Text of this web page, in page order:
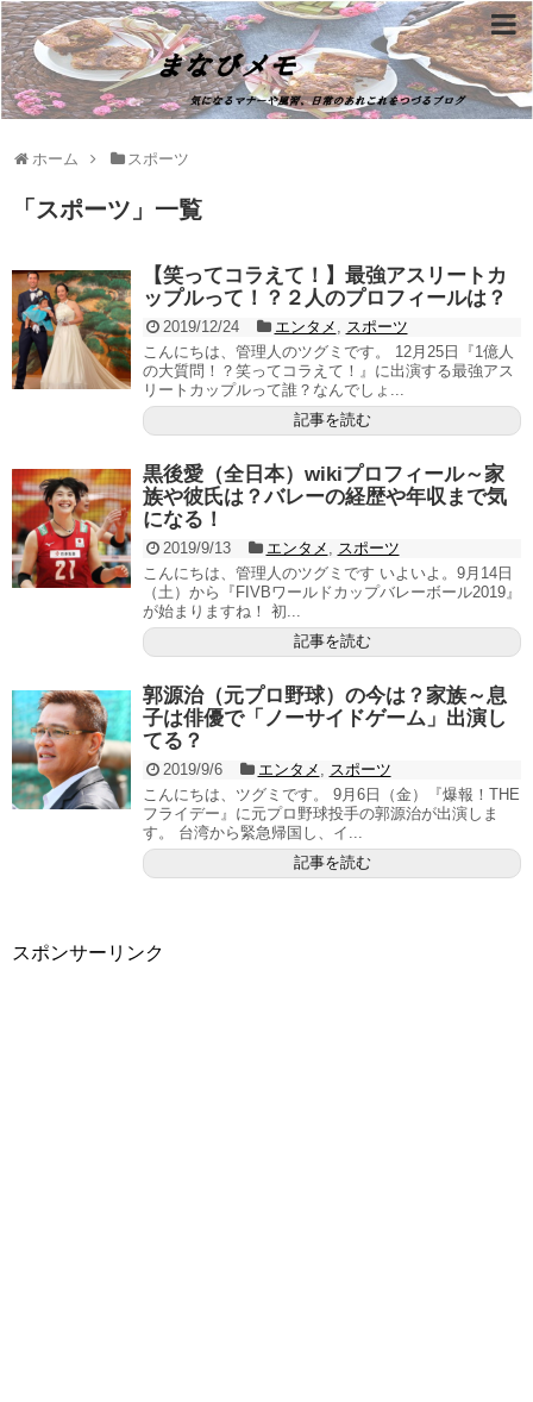
ホーム スポーツ
「 スポーツ 」 一覧
【笑ってコラえて！】最強アスリートカ
ップルって！？２人のプロフィールは？
2019/12/24 エンタメ , スポーツ
こんにちは、管理人のツグミです。 12月25日『1億人
の大質問！？笑ってコラえて！』に出演する最強アス
リートカップルって誰？なんでしょ...
記事を読む
黒後愛（全日本）wikiプロフィール～家
族や彼氏は？バレーの経歴や年収まで気
になる！
2019/9/13 エンタメ , スポーツ
こんにちは、管理人のツグミです いよいよ。9月14日
（土）から『FIVBワールドカップバレーボール2019』
が始まりますね！ 初...
記事を読む
郭源治（元プロ野球）の今は？家族～息
子は俳優で「ノーサイドゲーム」出演し
てる？
2019/9/6 エンタメ , スポーツ
こんにちは、ツグミです。 9月6日（金）『爆報！THE
フライデー』に元プロ野球投手の郭源治が出演しま
す。 台湾から緊急帰国し、イ...
記事を読む
スポンサーリンク